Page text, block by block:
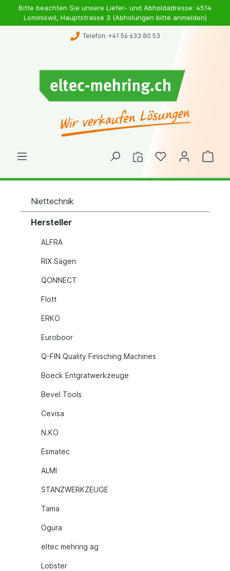
Bitte beachten Sie unsere Liefer- und Abholdadresse: 4514
Lommiswil, Hauptstrasse 3 (Abholungen bitte anmelden)
Telefon: +41 56 633 80 53
Niettechnik
Hersteller
ALFRA
RIX Sägen
QONNECT
Flott
ERKO
Euroboor
Q-FIN Quality Finisching Machines
Boeck Entgratwerkzeuge
Bevel Tools
Cevisa
N.KO
Esmatec
ALMI
STANZWERKZEUGE
Tama
Ogura
eltec mehring ag
Lobster